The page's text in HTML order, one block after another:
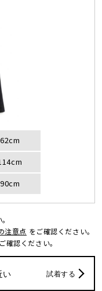
注意点 をご確認ください。
確認ください。
い 試着する